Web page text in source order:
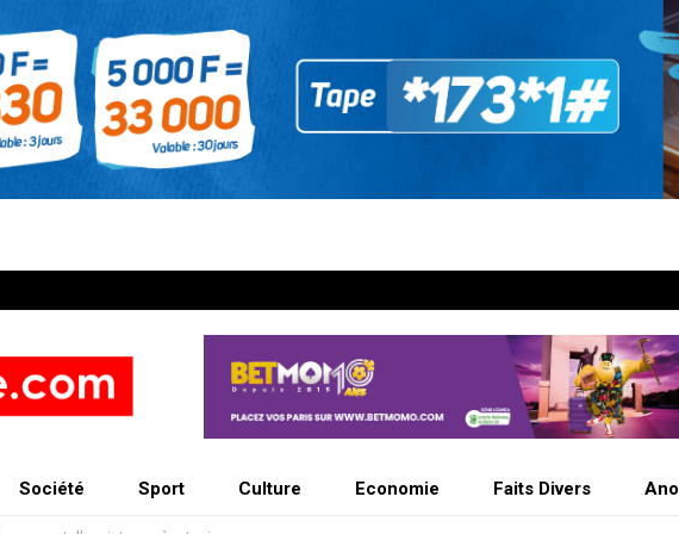
Société Sport Culture Economie Faits Divers